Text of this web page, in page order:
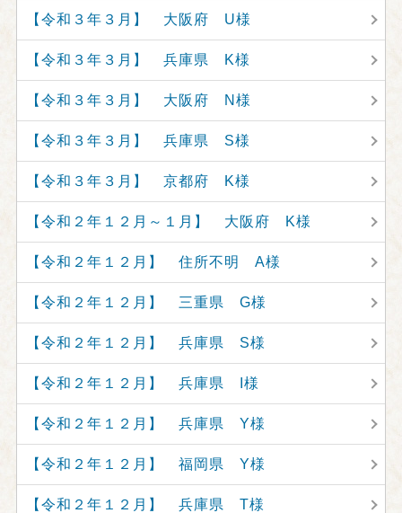
【令和３年３月】 大阪府 U様
【令和３年３月】 兵庫県 K様
【令和３年３月】 大阪府 N様
【令和３年３月】 兵庫県 S様
【令和３年３月】 京都府 K様
【令和２年１２月～１月】 大阪府 K様
【令和２年１２月】 住所不明 A様
【令和２年１２月】 三重県 G様
【令和２年１２月】 兵庫県 S様
【令和２年１２月】 兵庫県 I様
【令和２年１２月】 兵庫県 Y様
【令和２年１２月】 福岡県 Y様
【令和２年１２月】 兵庫県 T様